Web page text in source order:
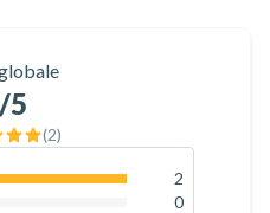
/5
(2)
2
0